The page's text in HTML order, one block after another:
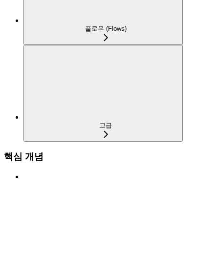
플로우 (Flows)
고급
핵심 개념